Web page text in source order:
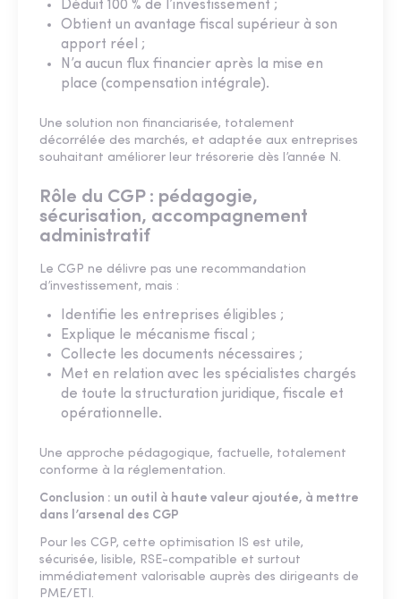
Déduit 100 % de l’investissement ;
Obtient un avantage fiscal supérieur à son
apport réel ;
N’a aucun flux financier après la mise en
place (compensation intégrale).
Une solution non financiarisée, totalement
décorrélée des marchés, et adaptée aux entreprises
souhaitant améliorer leur trésorerie dès l’année N.
Rôle du CGP : pédagogie,
sécurisation, accompagnement
administratif
Le CGP ne délivre pas une recommandation
d’investissement, mais :
Identifie les entreprises éligibles ;
Explique le mécanisme fiscal ;
Collecte les documents nécessaires ;
Met en relation avec les spécialistes chargés
de toute la structuration juridique, fiscale et
opérationnelle.
Une approche pédagogique, factuelle, totalement
conforme à la réglementation.
Conclusion : un outil à haute valeur ajoutée, à mettre
dans l’arsenal des CGP
Pour les CGP, cette optimisation IS est utile,
sécurisée, lisible, RSE-compatible et surtout
immédiatement valorisable auprès des dirigeants de
PME/ETI.